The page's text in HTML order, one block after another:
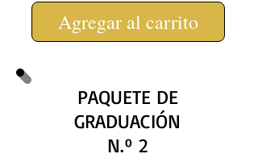
Agregar al carrito
PAQUETE DE
GRADUACIÓN
N.º 2